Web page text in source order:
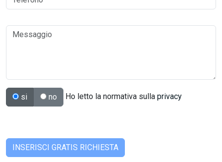
si no Ho letto la normativa sulla privacy